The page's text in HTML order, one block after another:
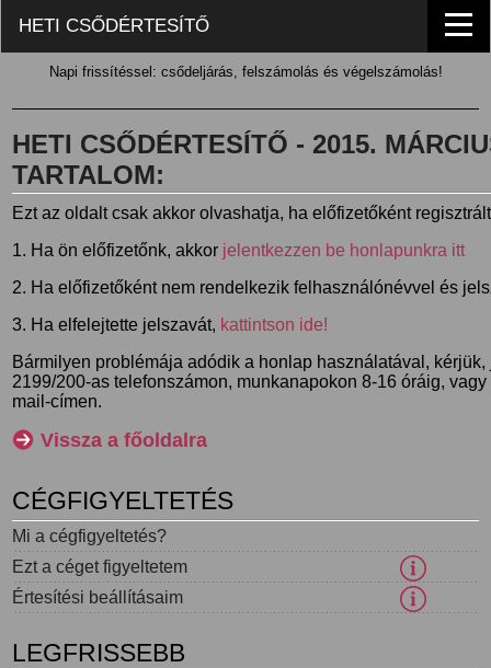
HETI CSŐDÉRTESÍTŐ
Napi frissítéssel: csődeljárás, felszámolás és végelszámolás!
HETI CSŐDÉRTESÍTŐ - 2015.
TARTALOM:
Ezt az oldalt csak akkor olvashatja, ha előfizetőként
1. Ha ön előfizetőnk, akkor jelentkezzen be honlapunkra itt
2. Ha előfizetőként nem rendelkezik felhasználónévvel és
3. Ha elfelejtette jelszavát, kattintson ide!
Bármilyen problémája adódik a honlap használatával,
2199/200-as telefonszámon, munkanapokon 8-16 óráig,
mail-címen.
Vissza a főoldalra
CÉGFIGYELTETÉS
Mi a cégfigyeltetés?
Ezt a céget figyeltetem
Értesítési beállításaim
LEGFRISSEBB